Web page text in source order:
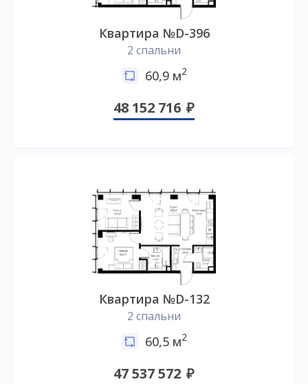
Квартира №D-396
2 спальни
60,9 м2
48 152 716
Квартира №D-132
2 спальни
60,5 м2
47 537 572